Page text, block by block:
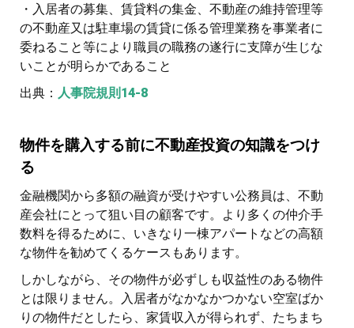
・入居者の募集、賃貸料の集金、不動産の維持管理等
の不動産又は駐車場の賃貸に係る管理業務を事業者に
委ねること等により職員の職務の遂行に支障が生じな
いことが明らかであること
出典： 人事院規則14-8
物件を購入する前に不動産投資の知識をつけ
る
金融機関から多額の融資が受けやすい公務員は、不動
産会社にとって狙い目の顧客です。より多くの仲介手
数料を得るために、いきなり一棟アパートなどの高額
な物件を勧めてくるケースもあります。
しかしながら、その物件が必ずしも収益性のある物件
とは限りません。入居者がなかなかつかない空室ばか
りの物件だとしたら、家賃収入が得られず、たちまち